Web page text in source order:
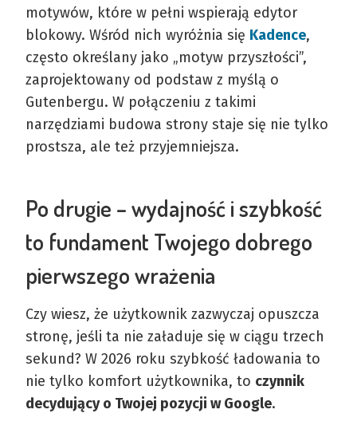
motywów, które w pełni wspierają edytor
blokowy. Wśród nich wyróżnia się Kadence,
często określany jako „motyw przyszłości”,
zaprojektowany od podstaw z myślą o
Gutenbergu. W połączeniu z takimi
narzędziami budowa strony staje się nie tylko
prostsza, ale też przyjemniejsza.
Po drugie – wydajność i szybkość
to fundament Twojego dobrego
pierwszego wrażenia
Czy wiesz, że użytkownik zazwyczaj opuszcza
stronę, jeśli ta nie załaduje się w ciągu trzech
sekund? W 2026 roku szybkość ładowania to
nie tylko komfort użytkownika, to czynnik
decydujący o Twojej pozycji w Google.